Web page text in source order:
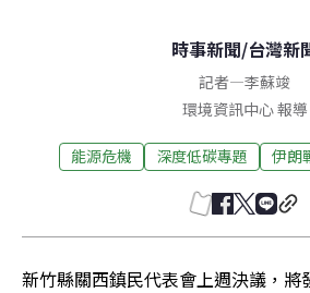
時事新聞/台灣新
記者—李蘇竣
環境資訊中心 報導
能源危機 深度低碳專題 伊朗
新竹縣關西鎮民代表會上週決議，將